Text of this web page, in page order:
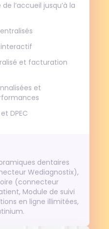
l’accueil jusqu’à la
et facturation
et
DPEC
dentaires
Wediagnostix),
(connecteur
Module de suivi
en ligne illimitées,